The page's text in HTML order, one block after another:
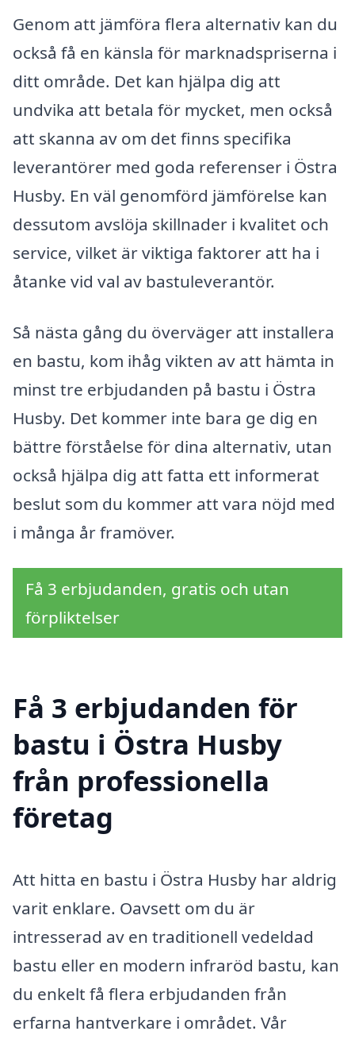
Genom att jämföra flera alternativ kan du
också få en känsla för marknadspriserna i
ditt område. Det kan hjälpa dig att
undvika att betala för mycket, men också
att skanna av om det finns specifika
leverantörer med goda referenser i Östra
Husby. En väl genomförd jämförelse kan
dessutom avslöja skillnader i kvalitet och
service, vilket är viktiga faktorer att ha i
åtanke vid val av bastuleverantör.
Så nästa gång du överväger att installera
en bastu, kom ihåg vikten av att hämta in
minst tre erbjudanden på bastu i Östra
Husby. Det kommer inte bara ge dig en
bättre förståelse för dina alternativ, utan
också hjälpa dig att fatta ett informerat
beslut som du kommer att vara nöjd med
i många år framöver.
Få 3 erbjudanden, gratis och utan
förpliktelser
Få 3 erbjudanden för
bastu i Östra Husby
från professionella
företag
Att hitta en bastu i Östra Husby har aldrig
varit enklare. Oavsett om du är
intresserad av en traditionell vedeldad
bastu eller en modern infraröd bastu, kan
du enkelt få flera erbjudanden från
erfarna hantverkare i området. Vår